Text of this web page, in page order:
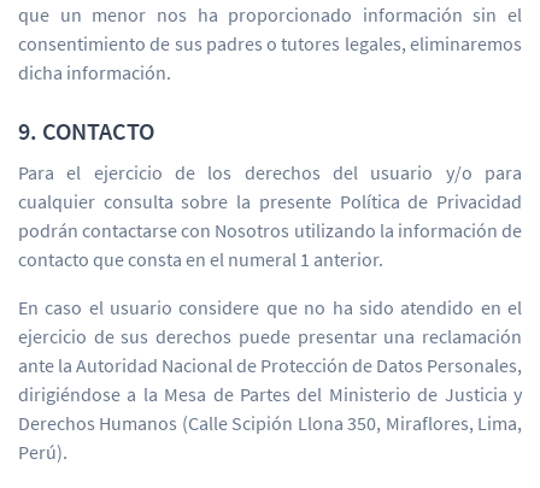
que un menor nos ha proporcionado información sin el
consentimiento de sus padres o tutores legales, eliminaremos
dicha información.
9. CONTACTO
Para el ejercicio de los derechos del usuario y/o para
cualquier consulta sobre la presente Política de Privacidad
podrán contactarse con Nosotros utilizando la información de
contacto que consta en el numeral 1 anterior.
En caso el usuario considere que no ha sido atendido en el
ejercicio de sus derechos puede presentar una reclamación
ante la Autoridad Nacional de Protección de Datos Personales,
dirigiéndose a la Mesa de Partes del Ministerio de Justicia y
Derechos Humanos (Calle Scipión Llona 350, Miraflores, Lima,
Perú).